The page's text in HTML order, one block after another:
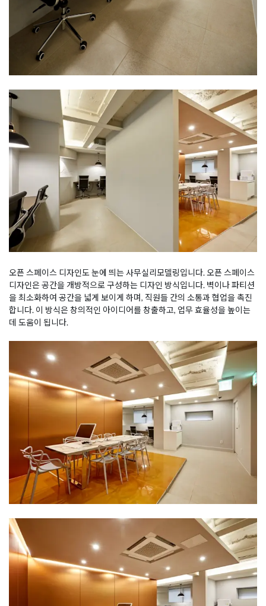
오픈 스페이스 디자인도 눈에 띄는 사무실리모델링입니다. 오픈 스페이스
디자인은 공간을 개방적으로 구성하는 디자인 방식입니다. 벽이나 파티션
을 최소화하여 공간을 넓게 보이게 하며, 직원들 간의 소통과 협업을 촉진
합니다. 이 방식은 창의적인 아이디어를 창출하고, 업무 효율성을 높이는
데 도움이 됩니다.